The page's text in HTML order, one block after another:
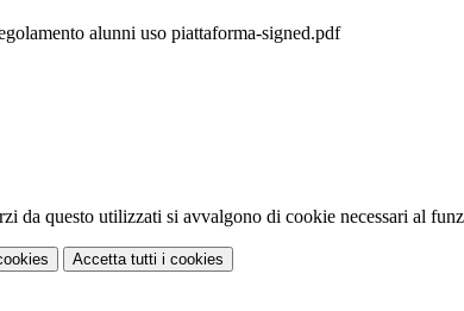
alunni uso piattaforma-signed.pdf
da questo utilizzati si avvalgono di cookie necessari al
Accetta tutti i cookies